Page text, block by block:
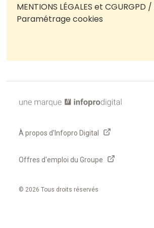
MENTIONS LÉGALES et CGURGPD /
Paramétrage cookies